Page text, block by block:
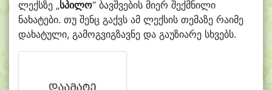
ლექსზე „სპილო“ ბავშვების მიერ შექმნილი
ნახატები. თუ შენც გაქვს ამ ლექსის თემაზე რაიმე
დახატული, გამოგვიგზავნე და გაუზიარე სხვებს.